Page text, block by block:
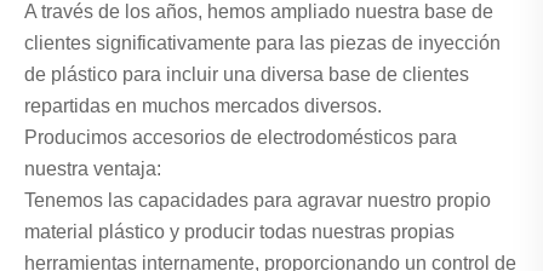
A través de los años, hemos ampliado nuestra base de
clientes significativamente para las piezas de inyección
de plástico para incluir una diversa base de clientes
repartidas en muchos mercados diversos.
Producimos accesorios de electrodomésticos para
nuestra ventaja:
Tenemos las capacidades para agravar nuestro propio
material plástico y producir todas nuestras propias
herramientas internamente, proporcionando un control de